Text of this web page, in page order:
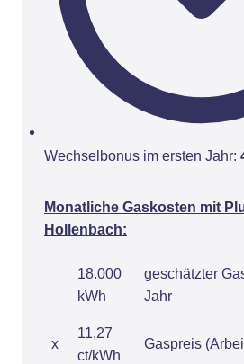
Wechselbonus im ersten Jahr:
Monatliche Gaskosten mit
Hollenbach:
18.000
kWh
geschätzter
Jahr
x
11,27
ct/kWh
Gaspreis